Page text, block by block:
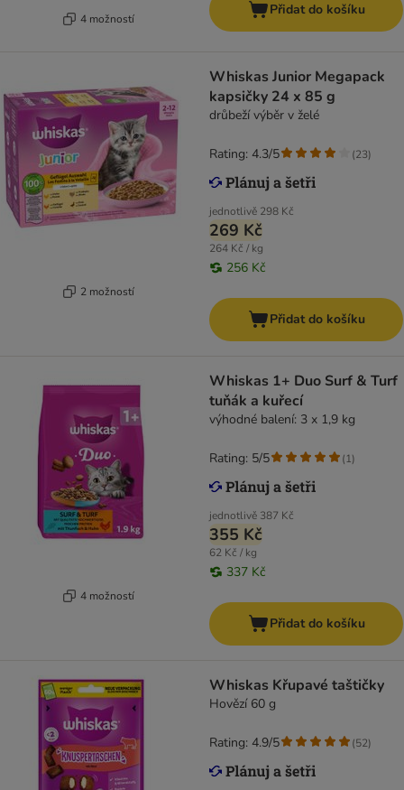
4 možností
Přidat do košíku
2 možností
Whiskas Junior Megapack
kapsičky 24 x 85 g
drůbeží výběr v želé
jednotlivě 298 Kč
269 Kč
264 Kč / kg
256 Kč
Rating: 4.3/5 (23)
Přidat do košíku
4 možností
Whiskas 1+ Duo Surf & Turf
tuňák a kuřecí
výhodné balení: 3 x 1,9 kg
jednotlivě 387 Kč
355 Kč
62 Kč / kg
337 Kč
Rating: 5/5 (1)
Přidat do košíku
Whiskas Křupavé taštičky
Hovězí 60 g
Rating: 4.9/5 (52)